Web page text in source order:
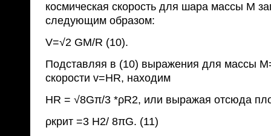
космическая скорость для шара массы М
следующим образом:
V=√2 GM/R (10).
Подставляя в (10) выражения для массы
скорости v=HR, находим
HR = √8Gπ/3 *ρR2, или выражая отсюда
ρкрит =3 Н2/ 8πG. (11)